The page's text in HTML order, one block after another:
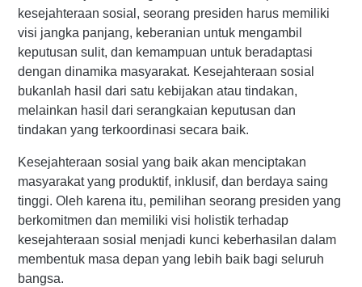
kesejahteraan sosial, seorang presiden harus memiliki
visi jangka panjang, keberanian untuk mengambil
keputusan sulit, dan kemampuan untuk beradaptasi
dengan dinamika masyarakat. Kesejahteraan sosial
bukanlah hasil dari satu kebijakan atau tindakan,
melainkan hasil dari serangkaian keputusan dan
tindakan yang terkoordinasi secara baik.
Kesejahteraan sosial yang baik akan menciptakan
masyarakat yang produktif, inklusif, dan berdaya saing
tinggi. Oleh karena itu, pemilihan seorang presiden yang
berkomitmen dan memiliki visi holistik terhadap
kesejahteraan sosial menjadi kunci keberhasilan dalam
membentuk masa depan yang lebih baik bagi seluruh
bangsa.